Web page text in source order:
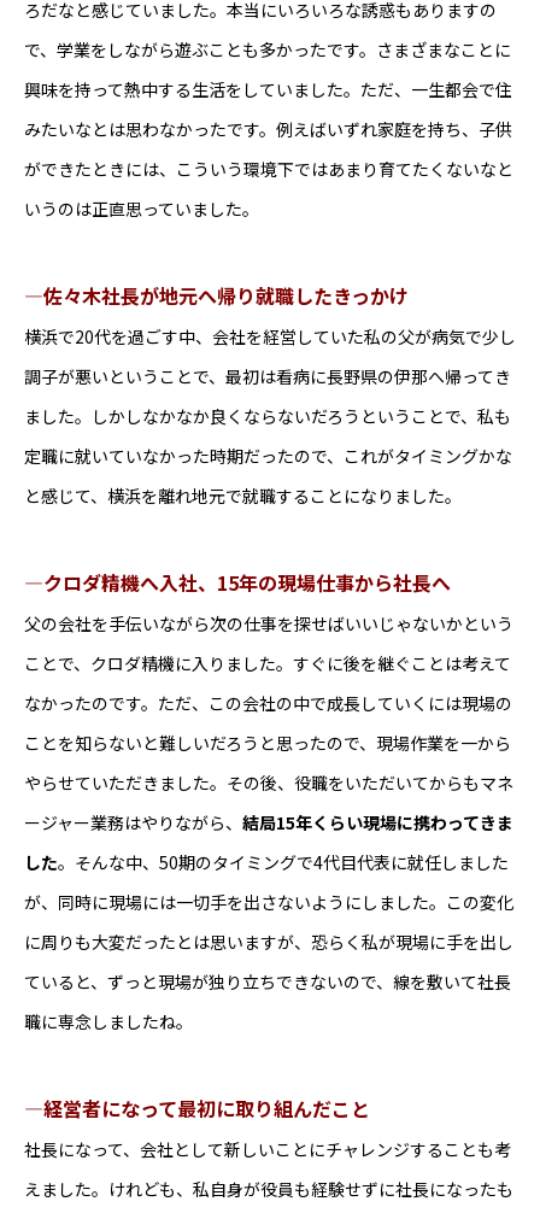
※実績に応じて変動
※前年度実績 3カ月分
募集背景
事業成長や領域を広げるための人員強化のため。
求める人物・スキル・経験
勤務時間：8:10～17:10
試用期間
3カ月
※試用期間中の雇用条件変更なし
休日・休暇
週休2日（土日）
※交代制で土日出勤あり、前後の火木振替休日
資格取得支援
飯田勤労者共催会
生命保険
ろだなと感じていました。本当にいろいろな誘惑もありますの
で、学業をしながら遊ぶことも多かったです。さまざまなことに
興味を持って熱中する生活をしていました。ただ、一生都会で住
みたいなとは思わなかったです。例えばいずれ家庭を持ち、子供
ができたときには、こういう環境下ではあまり育てたくないなと
いうのは正直思っていました。
―佐々木社長が地元へ帰り就職したきっかけ
横浜で20代を過ごす中、会社を経営していた私の父が病気で少し
調子が悪いということで、最初は看病に長野県の伊那へ帰ってき
ました。しかしなかなか良くならないだろうということで、私も
定職に就いていなかった時期だったので、これがタイミングかな
と感じて、横浜を離れ地元で就職することになりました。
―クロダ精機へ入社、15年の現場仕事から社長へ
父の会社を手伝いながら次の仕事を探せばいいじゃないかという
ことで、クロダ精機に入りました。すぐに後を継ぐことは考えて
なかったのです。ただ、この会社の中で成長していくには現場の
ことを知らないと難しいだろうと思ったので、現場作業を一から
やらせていただきました。その後、役職をいただいてからもマネ
ージャー業務はやりながら、 結局15年くらい現場に携わってきま
した。そんな中、50期のタイミングで4代目代表に就任しました
が、同時に現場には一切手を出さないようにしました。この変化
に周りも大変だったとは思いますが、恐らく私が現場に手を出し
ていると、ずっと現場が独り立ちできないので、線を敷いて社長
職に専念しましたね。
―経営者になって最初に取り組んだこと
社長になって、会社として新しいことにチャレンジすることも考
えました。けれども、私自身が役員も経験せずに社長になったも